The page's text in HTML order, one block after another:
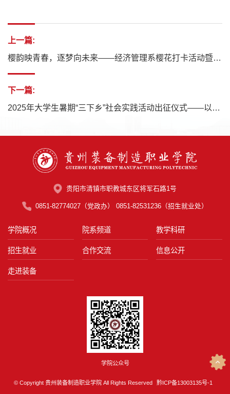
上一篇:
樱韵映青春，逐梦向未来——经济管理系樱花打卡活动暨摄影比赛圆满举行
下一篇:
2025年大学生暑期“三下乡”社会实践活动出征仪式——以青春力量开启乡村振兴新征程
贵阳市清镇市职教城东区将军石路1号
0851-82774027（党政办） 0851-82531236（招生就业处）
学院概况 院系频道 教学科研
招生就业 合作交流 信息公开
走进装备
学院公众号
© Copyright 贵州装备制造职业学院 All Rights Reserved 黔ICP备13003135号-1